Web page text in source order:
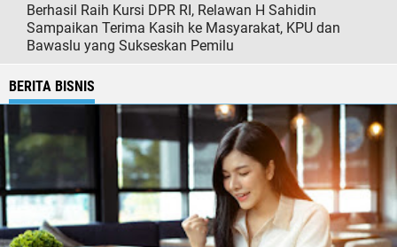
Berhasil Raih Kursi DPR RI, Relawan H Sahidin
Sampaikan Terima Kasih ke Masyarakat, KPU dan
Bawaslu yang Sukseskan Pemilu
BERITA BISNIS